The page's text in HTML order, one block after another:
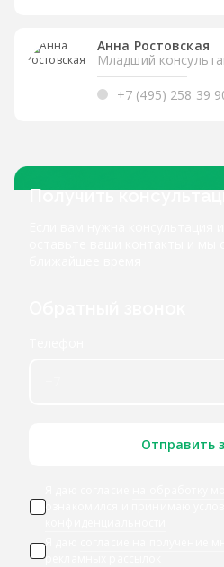
Анна Ростовская
Младший
+7 (495) 258 39
Получить
Отправить
ознакомился и принимаю
Я даю
рекламных рассылок